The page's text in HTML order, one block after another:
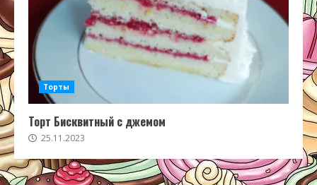
Торты
Торт Бисквитный с джемом
25.11.2023